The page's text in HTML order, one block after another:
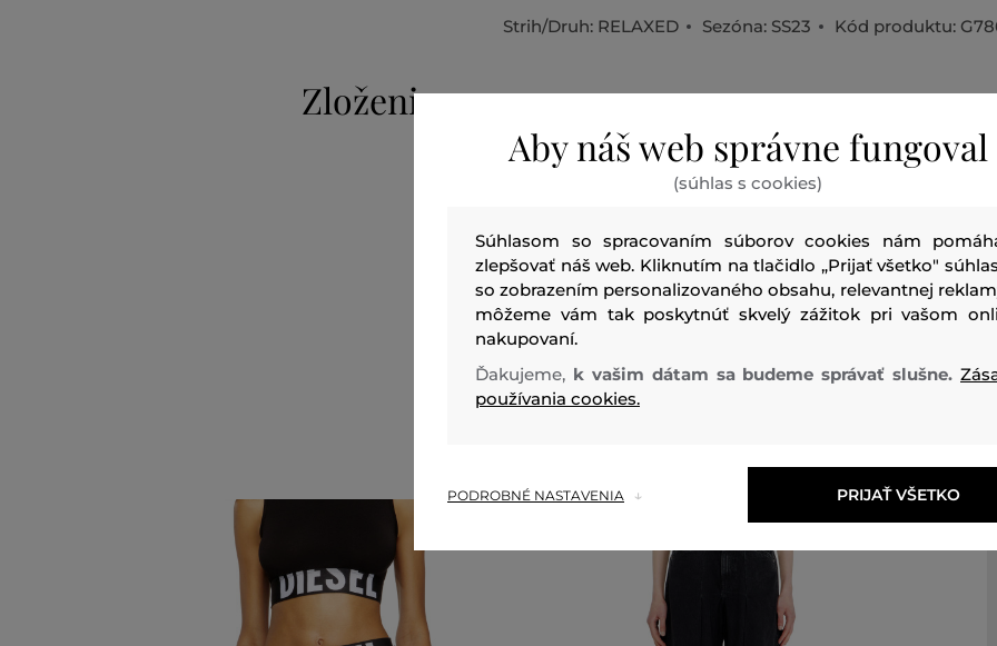
Strih/Druh: RELAXED Sezóna: SS23 Kód produktu:
Zloženie
74 %
Odporúčané produkty
Aby náš web správne fungoval
(súhlas s cookies)
Súhlasom so spracovaním súborov cookies nám
zlepšovať náš web. Kliknutím na tlačidlo „Prijať všetko"
so zobrazením personalizovaného obsahu, relevantnej
môžeme vám tak poskytnúť skvelý zážitok pri vašom
nakupovaní.
Ďakujeme, k vašim dátam sa budeme správať slušne.
používania cookies.
PODROBNÉ NASTAVENIA PRIJAŤ VŠETKO